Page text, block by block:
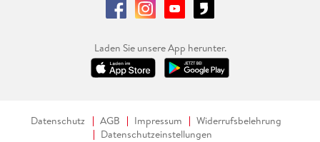
Laden Sie unsere App herunter.
Datenschutz AGB Impressum
Widerrufsbelehrung
Datenschutzeinstellungen